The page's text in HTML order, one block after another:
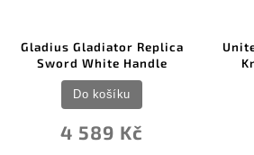
Gladius Gladiator Replica
Sword White Handle
4 589 Kč
Do košíku